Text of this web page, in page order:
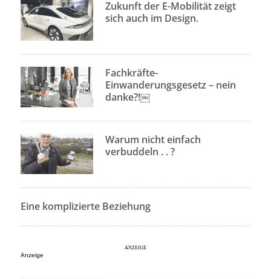
Zukunft der E-Mobilität zeigt
sich auch im Design.
Fachkräfte-
Einwanderungsgesetz – nein
danke?!￼
Warum nicht einfach
verbuddeln . . ?
Eine komplizierte Beziehung
Anzeige